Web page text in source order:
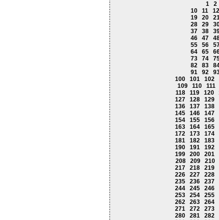
1
2
10
11
12
19
20
28
29
37
38
46
47
55
56
64
65
73
74
82
83
91
92
100
101
102
109
110
111
118
119 120
127
128
129
136
137
138
145
146
147
154
155
156
163
164
165
172
173
174
181
182
183
190
191
192
199
200
201
208
209
210
217
218
219
226
227
228
235
236
237
244
245
246
253
254
255
262
263
264
271
272
273
280
281
282